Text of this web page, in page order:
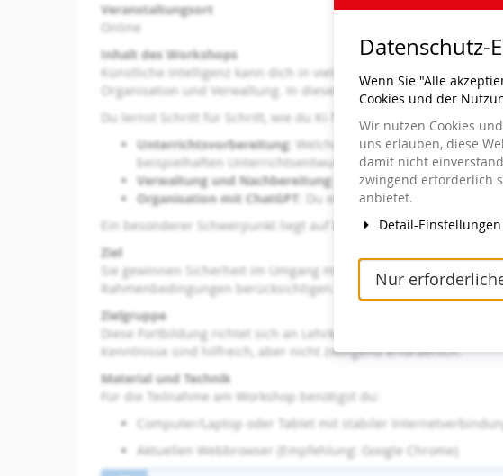
Veranstaltungsort
Online
Inhalt des Workshops
Künstliche Intelligenz kann dich in vielen Bereichen deines
Organisation und Verwaltung. In dieser Fortbildung steht KI
Du lernst Schritt für Schritt, wie du KI-Tools sinnvoll in deine
Unterrichtsvorbereitung: Welche Tools helfen dir bei der
beispielhaften Unterrichtsentwurf und probierst aus, wie
Verwaltung und Nachbereitung: Wie lassen sich
Organisation mit ChatGPT : Du erhältst praktische Tipps,
Ein besonderer Schwerpunkt liegt auf konkreten
Ziel
Sie gewinnen Sicherheit im Umgang mit KI und erfahren
Rahmenbedingungen berücksichtigen.
Zielgruppe
Diese Fortbildung richtet sich an Lehrkräfte aller Schulformen
Kenntnisse sind hilfreich, aber nicht zwingend erforderlich.
Material und Technik
Für die Teilnahme am Workshop benötigst du:
Computer/Laptop oder Tablet mit stabiler
Aktuellen Webbrowser (Empfehlung: Google Chrome)
Datenschutz-
Wenn Sie "Alle
Cookies und der
Wir nutzen Cookies
uns erlauben, diese
damit nicht
zwingend erforderlich
anbietet.
Detail-Einstellungen
Nur